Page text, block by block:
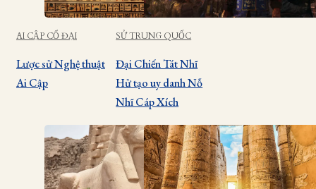
AI CẬP CỔ ĐẠI
Lược sử Nghệ thuật
Ai Cập
SỬ TRUNG QUỐC
Đại Chiến Tát Nhĩ
Hử tạo uy danh Nỗ
Nhĩ Cáp Xích